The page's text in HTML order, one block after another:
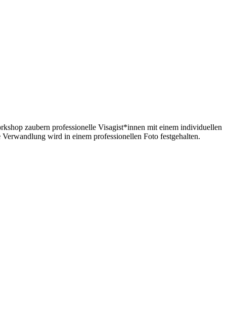
zaubern professionelle Visagist*innen mit einem individuellen
wird in einem professionellen Foto festgehalten.